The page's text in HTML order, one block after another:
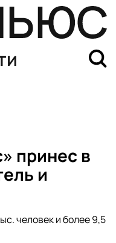
принес в
и
человек и более 9,5